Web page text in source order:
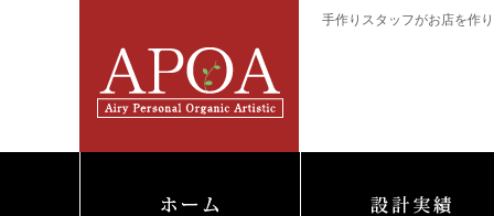
手作りスタッフがお店を作